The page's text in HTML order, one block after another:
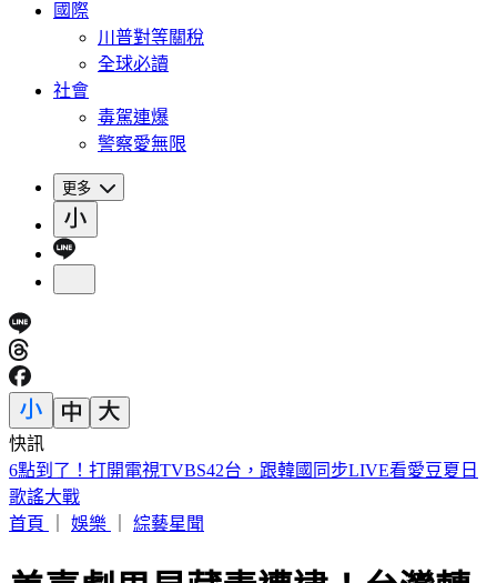
國際
川普對等關稅
全球必讀
社會
毒駕連爆
警察愛無限
更多
快訊
詐團下重本「先發薪」再收割 打工女領薪2個月反倒貼50萬
首頁｜ 娛樂
美喜劇男星藏毒遭逮！台灣轉